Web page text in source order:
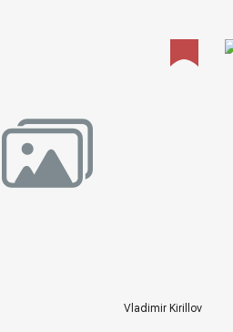
Vladimir Kirillov